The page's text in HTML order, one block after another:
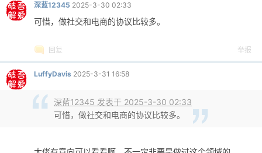
深蓝12345 2025-3-30 02:33
可惜，做社交和电商的协议比较多。
回复 举报
LuffyDavis 2025-3-31 16:58
深蓝12345 发表于 2025-3-30 02:33
可惜，做社交和电商的协议比较多。